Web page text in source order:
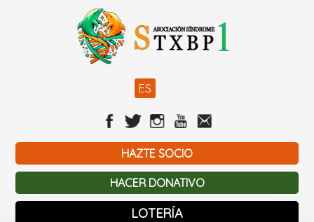
ES
HAZTE SOCIO
HACER DONATIVO
LOTERÍA